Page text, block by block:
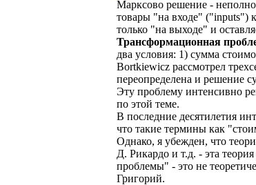
Марксово решение -
товары "на входе" ("inputs")
только "на выходе" и
Трансформационная
два условия: 1) сумма
Bortkiewicz рассмотрел
переопределена и решение
Эту проблему интенсивно
по этой теме.
В последние десятилетия
что такие термины как
Однако, я убежден, что
Д. Рикардо и т.д. - эта
проблемы" - это не
Григорий.